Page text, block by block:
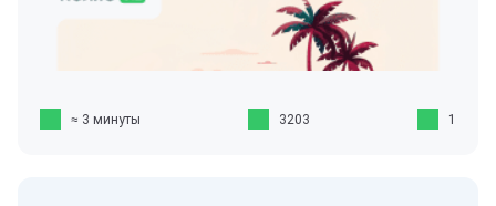
≈ 3 минуты 3203 1